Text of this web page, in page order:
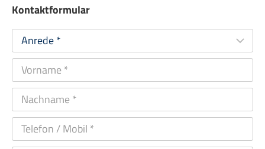
Kontaktformular